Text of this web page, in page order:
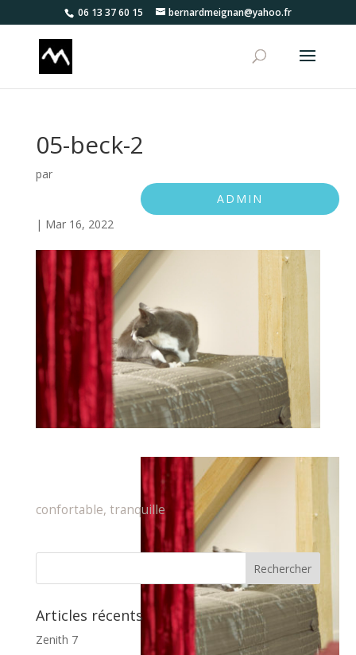
06 13 37 60 15 bernardmeignan@yahoo.fr
05-beck-2
par
ADMIN
| Mar 16, 2022
confortable, tranquille
Articles récents
Zenith 7